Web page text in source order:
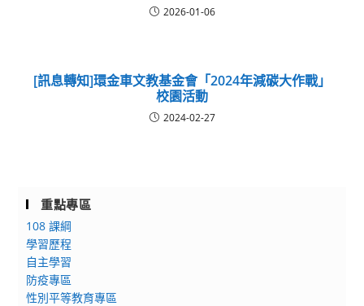
2026-01-06
[訊息轉知]環金車文教基金會「2024年減碳大作戰」
校園活動
2024-02-27
重點專區
108 課綱
學習歷程
自主學習
防疫專區
性別平等教育專區